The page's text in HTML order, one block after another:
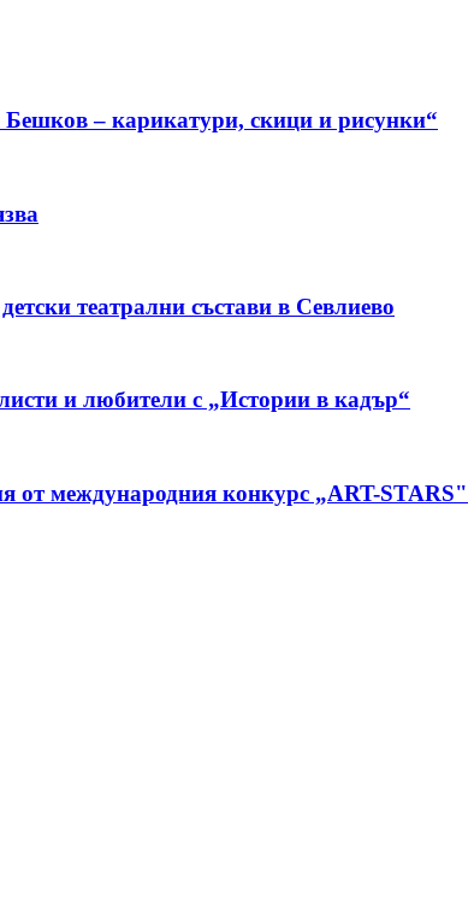
– карикатури, скици и рисунки“
театрални състави в Севлиево
и любители с „Истории в кадър“
от международния конкурс „ART-STARS"